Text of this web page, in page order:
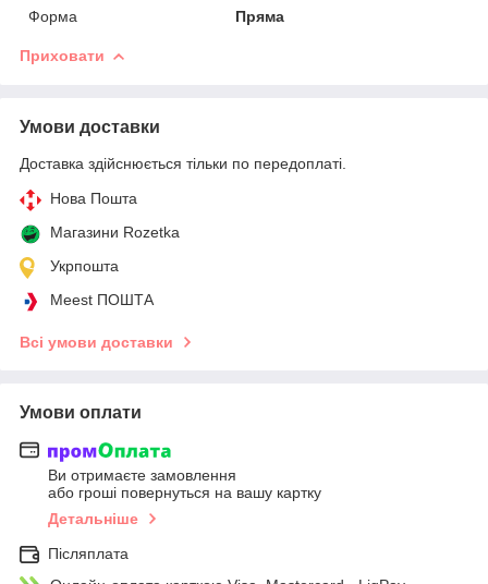
Форма
Пряма
Приховати
Умови доставки
Доставка здійснюється тільки по передоплаті.
Нова Пошта
Магазини Rozetka
Укрпошта
Meest ПОШТА
Всі умови доставки
Умови оплати
Ви отримаєте замовлення
або гроші повернуться на вашу картку
Детальніше
Післяплата